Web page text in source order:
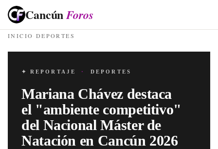
CancúnForos
INICIO· DEPORTES
✦ REPORTAJE · DEPORTES
Mariana Chávez destaca
el "ambiente competitivo"
del Nacional Máster de
Natación en Cancún 2026